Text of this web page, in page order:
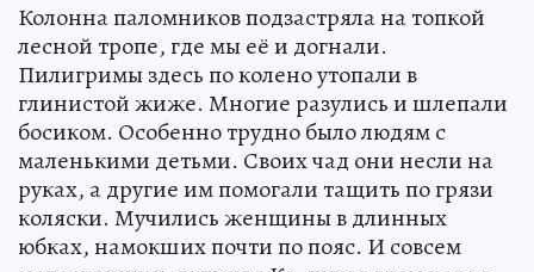
Колонна паломников подзастряла на топкой
лесной тропе, где мы её и догнали.
Пилигримы здесь по колено утопали в
глинистой жиже. Многие разулись и шлепали
босиком. Особенно трудно было людям с
маленькими детьми. Своих чад они несли на
руках, а другие им помогали тащить по грязи
коляски. Мучились женщины в длинных
юбках, намокших почти по пояс. И совсем